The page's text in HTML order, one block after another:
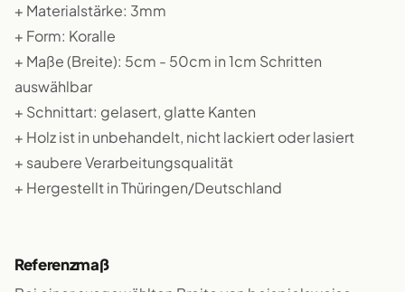
+ Materialstärke: 3mm
+ Form: Koralle
+ Maße (Breite): 5cm - 50cm in 1cm Schritten
auswählbar
+ Schnittart: gelasert, glatte Kanten
+ Holz ist in unbehandelt, nicht lackiert oder lasiert
+ saubere Verarbeitungsqualität
+ Hergestellt in Thüringen/Deutschland
Referenzmaß